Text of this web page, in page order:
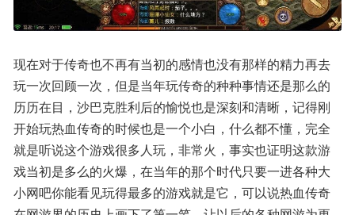
现在对于传奇也不再有当初的感情也没有那样的精力再去
玩一次回顾一次，但是当年玩传奇的种种事情还是那么的
历历在目，沙巴克胜利后的愉悦也是深刻和清晰，记得刚
开始玩热血传奇的时候也是一个小白，什么都不懂，完全
就是听说这个游戏很多人玩，非常火，事实也证明这款游
戏当初是多么的火爆，在当年的那个时代只要一进各种大
小网吧你能看见玩得最多的游戏就是它，可以说热血传奇